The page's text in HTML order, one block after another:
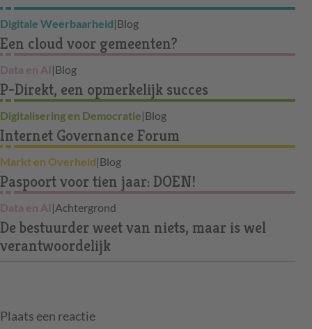
Digitale Weerbaarheid|Blog
Een cloud voor gemeenten?
Data en AI |Blog
P-Direkt, een opmerkelijk succes
Digitalisering en Democratie|Blog
Internet Governance Forum
Markt en Overheid|Blog
Paspoort voor tien jaar: DOEN!
Data en AI |Achtergrond
De bestuurder weet van niets, maar is wel
verantwoordelijk
Plaats een reactie